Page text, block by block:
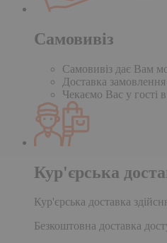
Самовивіз
Самовивіз дає Вам
Доставка
Чекаємо Вас у гості
Кур'єрська
Кур'єрська доставка
Безкоштовна доставка